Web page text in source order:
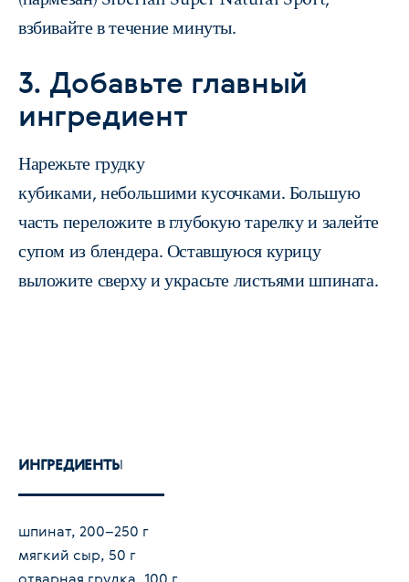
взбивайте в течение минуты.
3. Добавьте главный
ингредиент
Нарежьте грудку
кубиками, небольшими кусочками. Большую
часть переложите в глубокую тарелку и залейте
супом из блендера. Оставшуюся курицу
выложите сверху и украсьте листьями шпината.
ИНГРЕДИЕНТЫ
шпинат, 200–250 г
мягкий сыр, 50 г